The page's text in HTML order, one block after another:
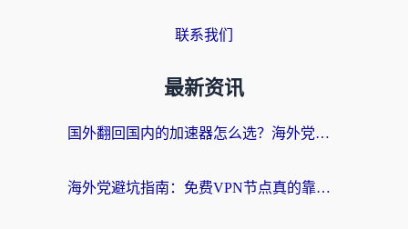
联系我们
最新资讯
国外翻回国内的加速器怎么选？海外党亲测实用指南，告别地域限制
海外党避坑指南：免费VPN节点真的靠谱吗？教你选对回国加速器无缝访问国内资源